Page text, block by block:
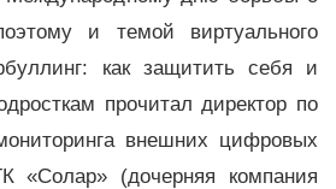
и темой виртуального
как защитить себя и
прочитал директор по
внешних цифровых
«Солар» (дочерняя компания